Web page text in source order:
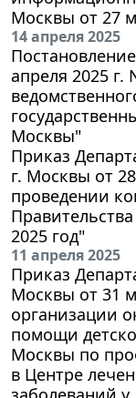
Москвы от 27
14 апреля 2025
апреля 2025
Москвы"
Приказ
г. Москвы от
проведении
2025 год"
11 апреля 2025
Приказ
Москвы от 31
организации
помощи
Москвы по
в Центре